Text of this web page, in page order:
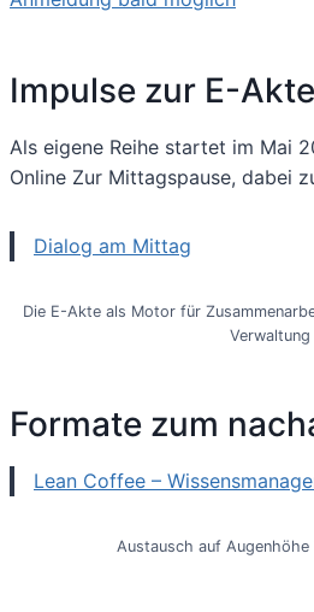
Impulse zur E-Akte
Als eigene Reihe startet im Mai
Online Zur Mittagspause, dabei
Dialog am Mittag
Die E-Akte als Motor für
Verwaltung
Formate zum
Lean Coffee –
Austausch auf Augenhöhe